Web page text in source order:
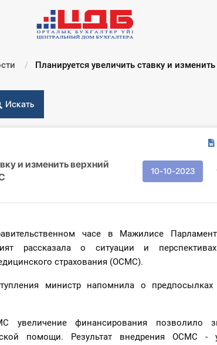
Текущий:
Планируется увеличить ставку и
Искать
и изменить верхний
10-10-2023
часе в Мажилисе
рассказала о ситуации и
страхования (ОСМС).
министр напомнила о предпосылках
финансирования позволило
помощи. Результат внедрения ОСМС -